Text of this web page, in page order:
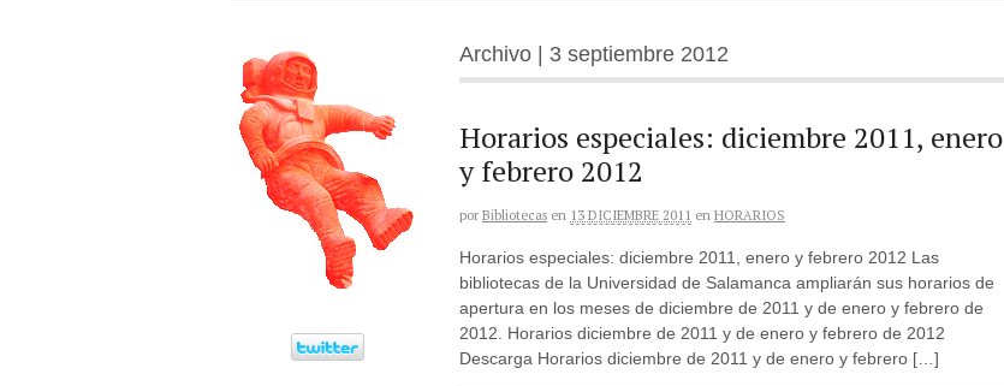
Archivo | 3 septiembre 2012
Horarios especiales: diciembre 2011, enero
y febrero 2012
por Bibliotecas en 13 DICIEMBRE 2011 en HORARIOS
Horarios especiales: diciembre 2011, enero y febrero 2012 Las
bibliotecas de la Universidad de Salamanca ampliarán sus horarios de
apertura en los meses de diciembre de 2011 y de enero y febrero de
2012. Horarios diciembre de 2011 y de enero y febrero de 2012
Descarga Horarios diciembre de 2011 y de enero y febrero […]